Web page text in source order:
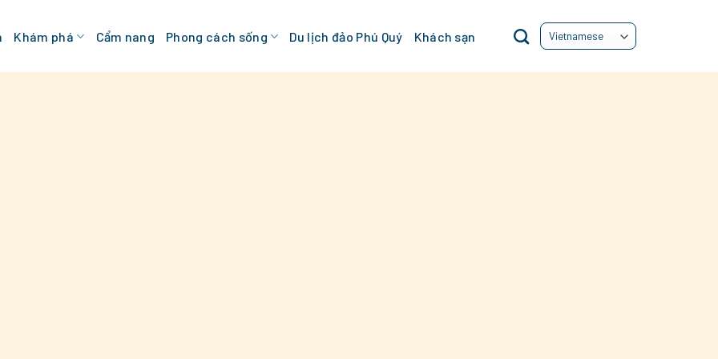
Khám phá Cẩm nang Phong cách sống Du lịch đảo Phú Quý Khách sạn